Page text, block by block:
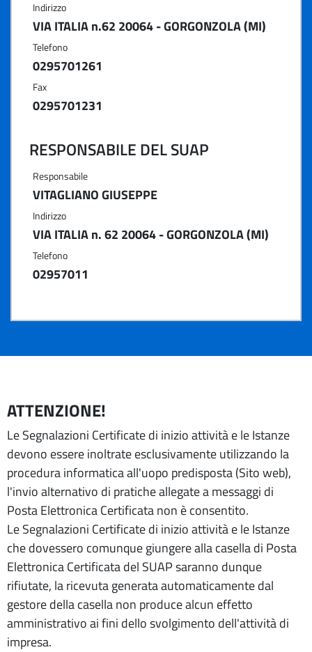
Indirizzo
VIA ITALIA n.62 20064 - GORGONZOLA (MI)
Telefono
0295701261
Fax
0295701231
RESPONSABILE DEL SUAP
Responsabile
VITAGLIANO GIUSEPPE
Indirizzo
VIA ITALIA n. 62 20064 - GORGONZOLA (MI)
Telefono
02957011
ATTENZIONE!
Le Segnalazioni Certificate di inizio attività e le Istanze
devono essere inoltrate esclusivamente utilizzando la
procedura informatica all'uopo predisposta (Sito web),
l'invio alternativo di pratiche allegate a messaggi di
Posta Elettronica Certificata non è consentito.
Le Segnalazioni Certificate di inizio attività e le Istanze
che dovessero comunque giungere alla casella di Posta
Elettronica Certificata del SUAP saranno dunque
rifiutate, la ricevuta generata automaticamente dal
gestore della casella non produce alcun effetto
amministrativo ai fini dello svolgimento dell'attività di
impresa.